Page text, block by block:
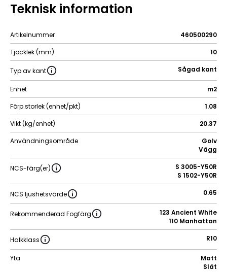
Teknisk information
Artikelnummer
460500290
Tjocklek (mm)
10
Typ av kant Sågad kant
Enhet
m2
Förp.storlek (enhet/pkt)
1.08
Vikt (kg/enhet)
20.37
Användningsområde
Golv
Vägg
NCS-färg(er)
S 3005-Y50R
S 1502-Y50R
NCS ljushetsvärde 0.65
Rekommenderad Fogfärg
123 Ancient White
110 Manhattan
Halkklass R10
Yta
Matt
Slät